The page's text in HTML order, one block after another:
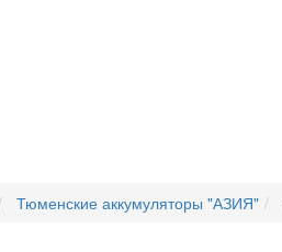
Тюменские аккумуляторы "АЗИЯ"